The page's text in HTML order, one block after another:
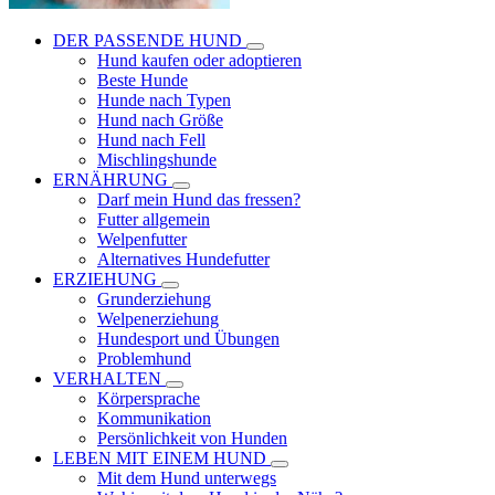
DER PASSENDE HUND
Hund kaufen oder adoptieren
Beste Hunde
Hunde nach Typen
Hund nach Größe
Hund nach Fell
Mischlingshunde
ERNÄHRUNG
Darf mein Hund das fressen?
Futter allgemein
Welpenfutter
Alternatives Hundefutter
ERZIEHUNG
Grunderziehung
Welpenerziehung
Hundesport und Übungen
Problemhund
VERHALTEN
Körpersprache
Kommunikation
Persönlichkeit von Hunden
LEBEN MIT EINEM HUND
Mit dem Hund unterwegs